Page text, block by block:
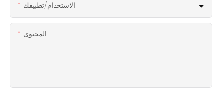
الاستخدام/تطبيقك
المحتوى